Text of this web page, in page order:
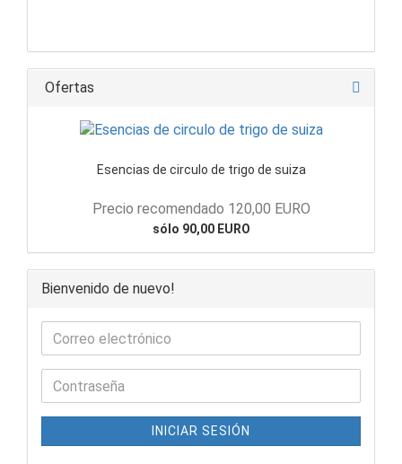
Ofertas
Esencias de circulo de trigo de suiza
Precio recomendado 120,00 EURO
sólo 90,00 EURO
Bienvenido de nuevo!
INICIAR SESIÓN